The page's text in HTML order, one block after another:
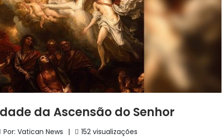
da Ascensão do Senhor
Por: Vatican News 152 visualizações